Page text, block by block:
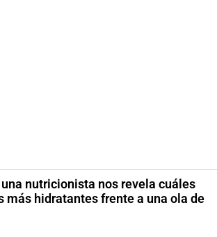
nutricionista nos revela cuáles
más hidratantes frente a una ola de